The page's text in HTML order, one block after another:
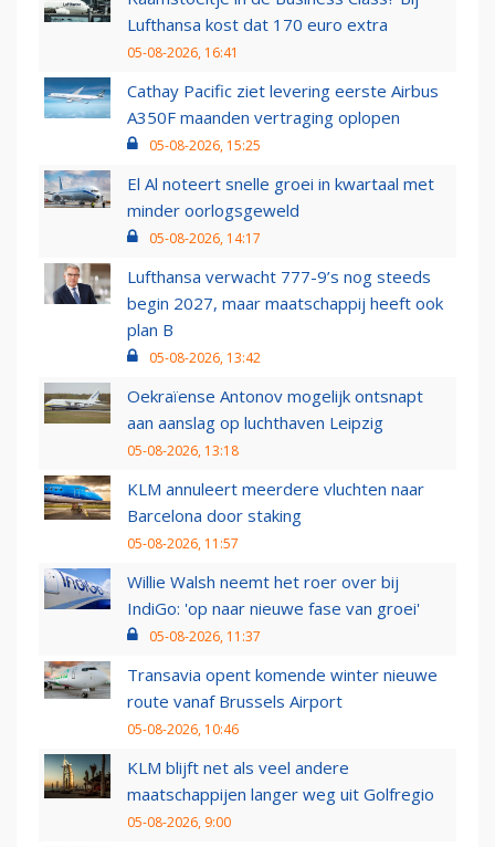
Lufthansa kost dat 170 euro extra
05-08-2026, 16:41
Cathay Pacific ziet levering eerste Airbus
A350F maanden vertraging oplopen
05-08-2026, 15:25
El Al noteert snelle groei in kwartaal met
minder oorlogsgeweld
05-08-2026, 14:17
Lufthansa verwacht 777-9’s nog steeds
begin 2027, maar maatschappij heeft ook
plan B
05-08-2026, 13:42
Oekraïense Antonov mogelijk ontsnapt
aan aanslag op luchthaven Leipzig
05-08-2026, 13:18
KLM annuleert meerdere vluchten naar
Barcelona door staking
05-08-2026, 11:57
Willie Walsh neemt het roer over bij
IndiGo: 'op naar nieuwe fase van groei'
05-08-2026, 11:37
Transavia opent komende winter nieuwe
route vanaf Brussels Airport
05-08-2026, 10:46
KLM blijft net als veel andere
maatschappijen langer weg uit Golfregio
05-08-2026, 9:00